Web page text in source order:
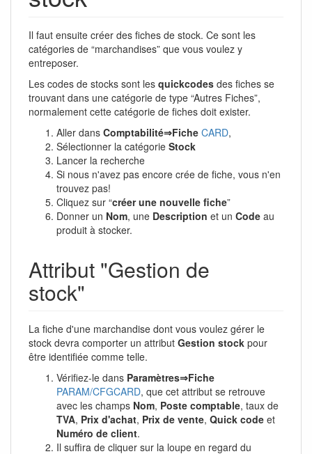
Il faut ensuite créer des fiches de stock. Ce sont les
catégories de “marchandises” que vous voulez y
entreposer.
Les codes de stocks sont les quickcodes des fiches se
trouvant dans une catégorie de type “Autres Fiches”,
normalement cette catégorie de fiches doit exister.
Aller dans Comptabilité⇒Fiche CARD,
Sélectionner la catégorie Stock
Lancer la recherche
Si nous n'avez pas encore crée de fiche, vous n'en
trouvez pas!
Cliquez sur “créer une nouvelle fiche”
Donner un Nom, une Description et un Code au
produit à stocker.
Attribut "Gestion de
stock"
La fiche d'une marchandise dont vous voulez gérer le
stock devra comporter un attribut Gestion stock pour
être identifiée comme telle.
Vérifiez-le dans Paramètres⇒Fiche
PARAM/CFGCARD, que cet attribut se retrouve
avec les champs Nom, Poste comptable, taux de
TVA, Prix d'achat, Prix de vente, Quick code et
Numéro de client.
Il suffira de cliquer sur la loupe en regard du